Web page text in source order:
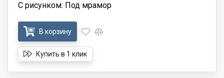
С рисунком: Под мрамор
В корзину
Купить в 1 клик